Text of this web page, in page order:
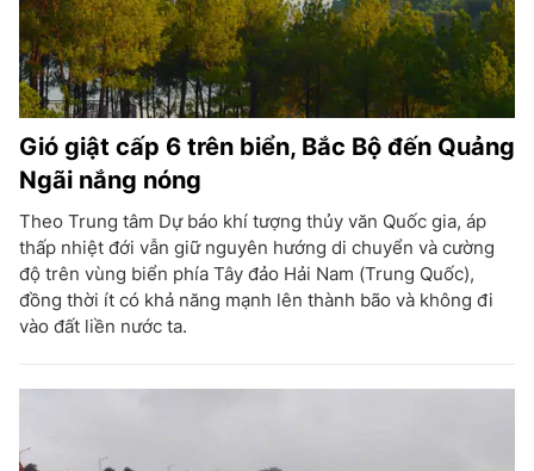
Gió giật cấp 6 trên biển, Bắc Bộ đến Quảng
Ngãi nắng nóng
Theo Trung tâm Dự báo khí tượng thủy văn Quốc gia, áp
thấp nhiệt đới vẫn giữ nguyên hướng di chuyển và cường
độ trên vùng biển phía Tây đảo Hải Nam (Trung Quốc),
đồng thời ít có khả năng mạnh lên thành bão và không đi
vào đất liền nước ta.